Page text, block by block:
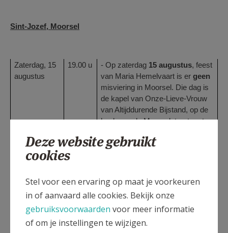
Sint-Jozef, Moorsel
Zaterdag, 15
augustus
19.00 u - Op zaterdag 15 augustus, feest
van Maria Hemelvaart is er geen
misviering in Moorsel. Die dag is
de kapel van Onze-Lieve-Vrouw
van Altijddurende Bijstand, op de
hoek van de Moorselstraat met
open voor hulde aan Maria.
Deze website gebruikt
cookies
Stel voor een ervaring op maat je voorkeuren
in of aanvaard alle cookies. Bekijk onze
gebruiksvoorwaarden voor meer informatie
of om je instellingen te wijzigen.